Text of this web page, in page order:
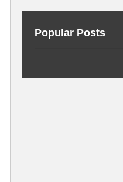
Popular Posts